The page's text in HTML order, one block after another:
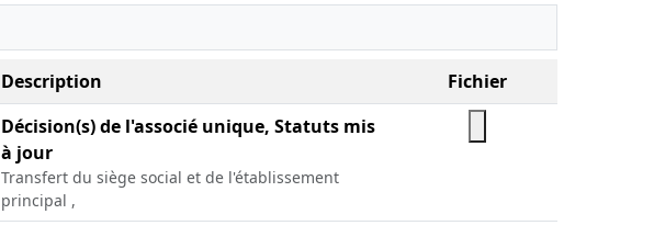
Description
Fichier
Décision(s) de l'associé unique, Statuts mis
à jour
Transfert du siège social et de l'établissement
principal ,